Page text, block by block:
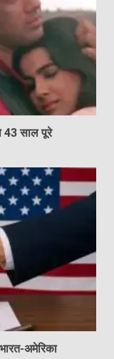
43 साल पूरे
अमेरिका